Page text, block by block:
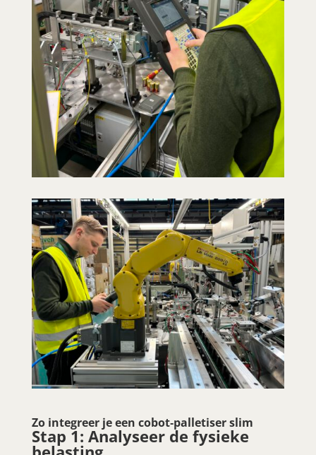
Zo integreer je een cobot‑palletiser slim
Stap 1: Analyseer de fysieke